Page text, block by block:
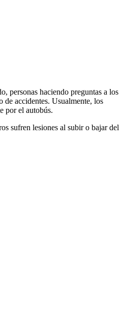
personas haciendo preguntas a los
de accidentes. Usualmente, los
por el autobús.
sufren lesiones al subir o bajar del